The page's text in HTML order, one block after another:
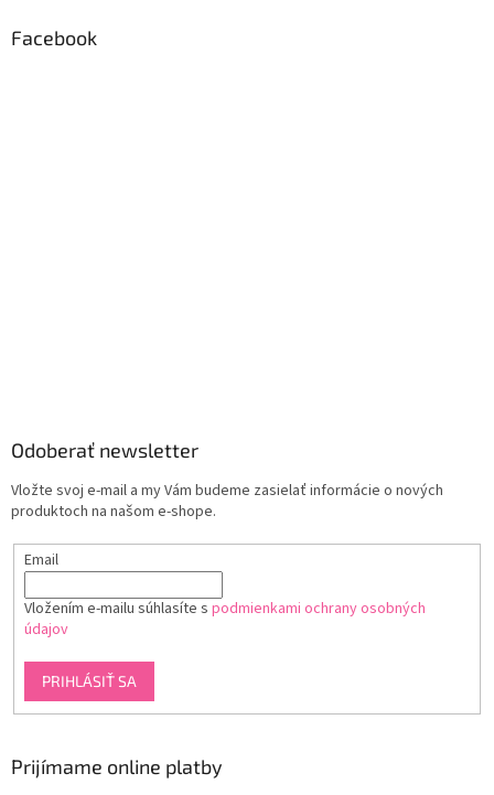
Facebook
Odoberať newsletter
Vložte svoj e-mail a my Vám budeme zasielať informácie o nových
produktoch na našom e-shope.
Email
Vložením e-mailu súhlasíte s podmienkami ochrany osobných
údajov
PRIHLÁSIŤ SA
Prijímame online platby